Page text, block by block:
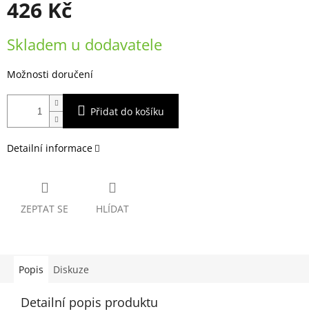
426 Kč
cena:
Skladem u dodavatele
Možnosti doručení
Přidat do košíku
Detailní informace
ZEPTAT SE HLÍDAT
Popis Diskuze
Detailní popis produktu